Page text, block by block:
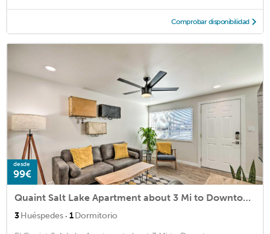
Comprobar disponibilidad
desde
99€
Quaint Salt Lake Apartment about 3 Mi to Downtown
3Huéspedes · 1Dormitorio